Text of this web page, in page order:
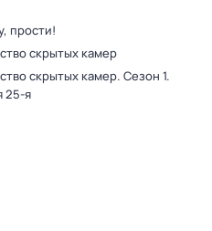
прости!
скрытых камер
скрытых камер. Сезон 1.
25-я